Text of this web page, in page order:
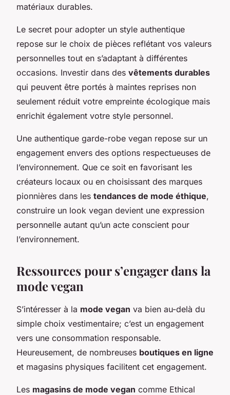
matériaux durables.
Le secret pour adopter un style authentique
repose sur le choix de pièces reflétant vos valeurs
personnelles tout en s’adaptant à différentes
occasions. Investir dans des vêtements durables
qui peuvent être portés à maintes reprises non
seulement réduit votre empreinte écologique mais
enrichit également votre style personnel.
Une authentique garde-robe vegan repose sur un
engagement envers des options respectueuses de
l’environnement. Que ce soit en favorisant les
créateurs locaux ou en choisissant des marques
pionnières dans les tendances de mode éthique,
construire un look vegan devient une expression
personnelle autant qu’un acte conscient pour
l’environnement.
Ressources pour s’engager dans la
mode vegan
S’intéresser à la mode vegan va bien au-delà du
simple choix vestimentaire; c’est un engagement
vers une consommation responsable.
Heureusement, de nombreuses boutiques en ligne
et magasins physiques facilitent cet engagement.
Les magasins de mode vegan comme Ethical